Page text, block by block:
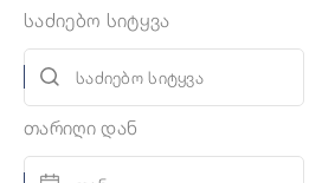
საძიებო სიტყვა
თარიღი დან